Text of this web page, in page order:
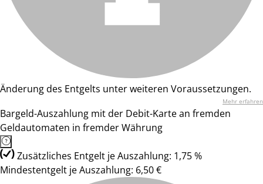
Änderung des Entgelts unter weiteren Voraussetzungen.
Mehr erfahren
Bargeld-Auszahlung mit der Debit-Karte an fremden
Geldautomaten in fremder Währung
Zusätzliches Entgelt je Auszahlung: 1,75 %
Mindestentgelt je Auszahlung: 6,50 €